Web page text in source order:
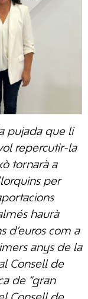
pujada que li
repercutir-la
tornarà a
per
haurà
d’euros com a
anys de la
Consell de
de “gran